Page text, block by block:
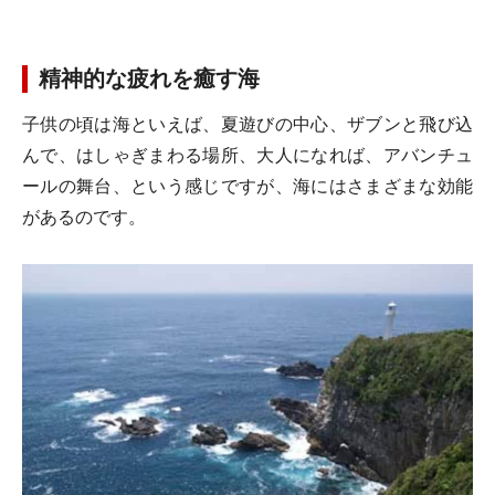
精神的な疲れを癒す海
子供の頃は海といえば、夏遊びの中心、ザブンと飛び込
んで、はしゃぎまわる場所、大人になれば、アバンチュ
ールの舞台、という感じですが、海にはさまざまな効能
があるのです。